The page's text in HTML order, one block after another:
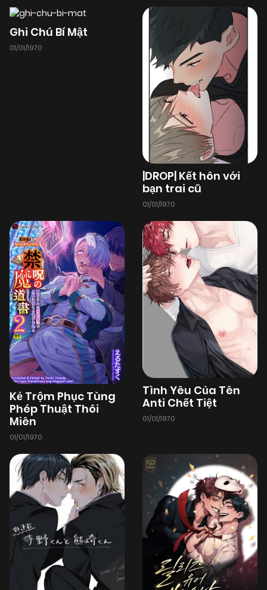
Ghi Chú Bí Mật
01/01/1970
|DROP| Kết hôn với
bạn trai cũ
01/01/1970
Kẻ Trộm Phục Tùng
Phép Thuật Thôi
Miên
01/01/1970
Tình Yêu Của Tên
Anti Chết Tiệt
01/01/1970